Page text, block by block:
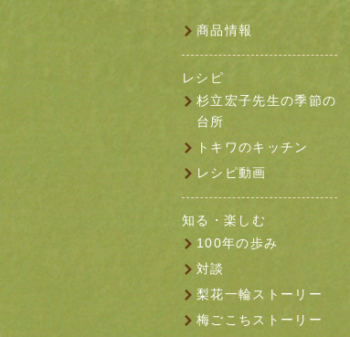
商品情報
レシピ
杉立宏子先生の季節の
台所
トキワのキッチン
レシピ動画
知る・楽しむ
100年の歩み
対談
梨花一輪ストーリー
梅ごこちストーリー